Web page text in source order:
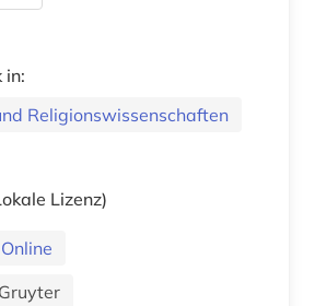
in:
Religionswissenschaften
Lizenz)
Online